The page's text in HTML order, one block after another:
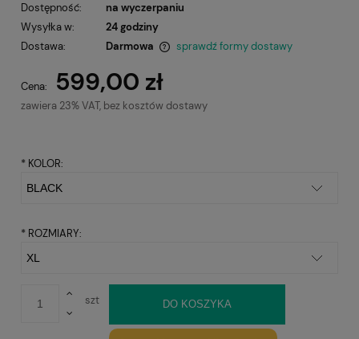
Dostępność:
na wyczerpaniu
Wysyłka w:
24 godziny
Dostawa:
Darmowa
sprawdź formy dostawy
Cena: 599,00 zł
zawiera 23% VAT, bez kosztów dostawy
* KOLOR:
* ROZMIARY:
szt DO KOSZYKA